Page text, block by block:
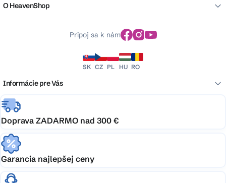
O HeavenShop
Pripoj sa k nám
SK CZ PL HU RO
Informácie pre Vás
Doprava ZADARMO nad 300 €
Garancia najlepšej ceny